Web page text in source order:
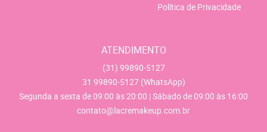
Política de Privacidade
ATENDIMENTO
(31) 99890-5127
31 99890-5127 (WhatsApp)
Segunda a sexta de 09:00 às 20:00 | Sábado de 09:00 às 16:00
contato@lacremakeup.com.br